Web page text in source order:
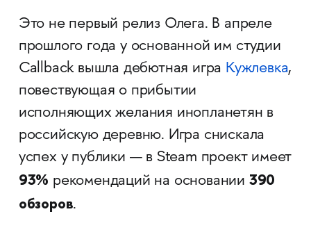
Это не первый релиз Олега. В апреле
прошлого года у основанной им студии
Callback вышла дебютная игра Кужлевка,
повествующая о прибытии
исполняющих желания инопланетян в
российскую деревню. Игра снискала
успех у публики — в Steam проект имеет
93% рекомендаций на основании 390
обзоров.